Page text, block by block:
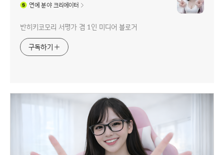
연예분야 크리에이터
반히키코모리 서평가 겸 1인 미디어 블로거
구독하기